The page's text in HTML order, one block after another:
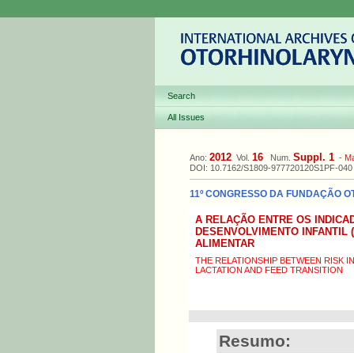
Search
All Issues
Ano: 2012 Vol. 16 Num. Suppl. 1 -
DOI: 10.7162/S1809-977720120S1PF-040
11º CONGRESSO DA FUNDAÇÃO
A RELAÇÃO ENTRE OS
DESENVOLVIMENTO
ALIMENTAR
THE RELATIONSHIP BETWEEN RISK
LACTATION AND FEED TRANSITION
Resumo: